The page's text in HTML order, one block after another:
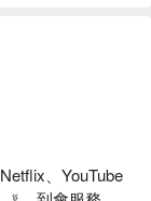
、YouTube